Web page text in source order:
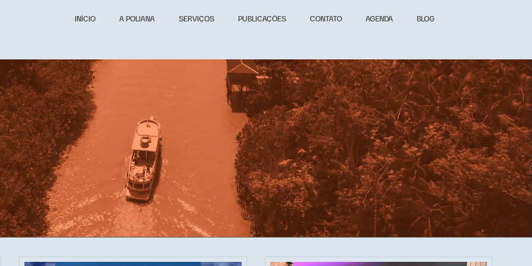
INÍCIO A POLIANA SERVIÇOS PUBLICAÇÕES CONTATO AGENDA BLOG